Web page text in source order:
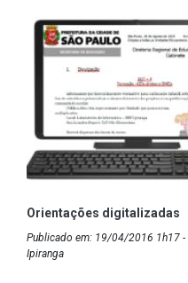
Orientações digitalizadas
Publicado em: 19/04/2016 1h17 -
Ipiranga